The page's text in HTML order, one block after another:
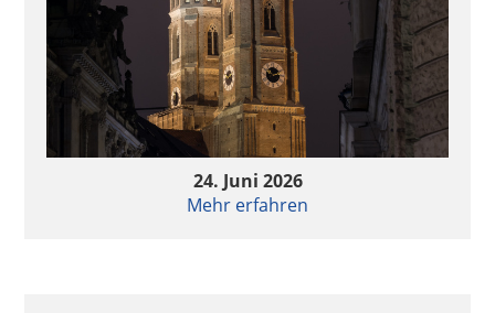
24. Juni 2026
Mehr erfahren